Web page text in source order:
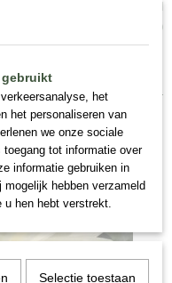
(0)
Super Yellow"
gebruikt
het
het personaliseren van
we onze sociale
tot informatie over
informatie gebruiken in
hebben verzameld
u hen hebt verstrekt.
Selectie toestaan